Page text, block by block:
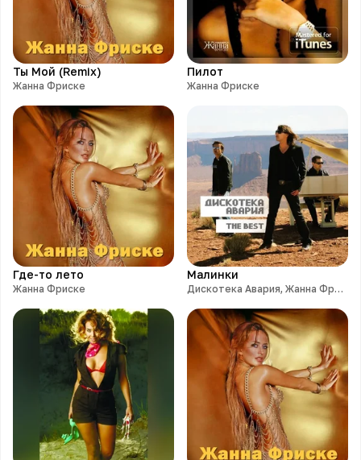
Ты Мой (Remix)
Жанна Фриске
Пилот
Жанна Фриске
Где-то лето
Жанна Фриске
Малинки
Дискотека Авария, Жанна Фриске